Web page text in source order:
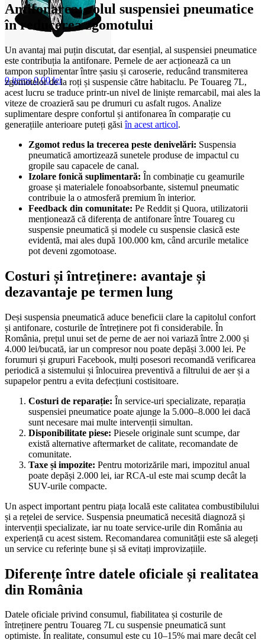
0items 0,00lei
Antifonarea: rolul suspensiei pneumatice
în reducerea zgomotului
Un avantaj mai puțin discutat, dar esențial, al suspensiei pneumatice
este contribuția la antifonare. Pernele de aer acționează ca un
tampon suplimentar între șasiu și caroserie, reducând transmiterea
zgomotelor de la roți și suspensie către habitaclu. Pe Touareg 7L,
acest lucru se traduce printr-un nivel de liniște remarcabil, mai ales la
viteze de croazieră sau pe drumuri cu asfalt rugos. Analize
suplimentare despre confortul și antifonarea în comparație cu
generațiile anterioare puteți găsiîn acest articol.
Zgomot redus la trecerea peste denivelări: Suspensia
pneumatică amortizează sunetele produse de impactul cu
gropile sau capacele de canal.
Izolare fonică suplimentară: În combinație cu geamurile
groase și materialele fonoabsorbante, sistemul pneumatic
contribuie la o atmosferă premium în interior.
Feedback din comunitate: Pe Reddit și Quora, utilizatorii
menționează că diferența de antifonare între Touareg cu
suspensie pneumatică și modele cu suspensie clasică este
evidentă, mai ales după 100.000 km, când arcurile metalice
pot deveni zgomotoase.
Costuri și întreținere: avantaje și
dezavantaje pe termen lung
Deși suspensia pneumatică aduce beneficii clare la capitolul confort
și antifonare, costurile de întreținere pot fi considerabile. În
România, prețul unui set de perne de aer noi variază între 2.000 și
4.000 lei/bucată, iar un compresor nou poate depăși 3.000 lei. Pe
forumuri și grupuri Facebook, mulți posesori recomandă verificarea
periodică a sistemului și înlocuirea preventivă a filtrului de aer și a
supapelor pentru a evita defecțiuni costisitoare.
Costuri de reparație: În service-uri specializate, reparația
suspensiei pneumatice poate ajunge la 5.000–8.000 lei dacă
sunt necesare mai multe intervenții simultan.
Disponibilitate piese: Piesele originale sunt scumpe, dar
există alternative aftermarket de calitate, recomandate de
comunitate.
Taxe și impozite: Pentru motorizările mari, impozitul anual
poate depăși 2.000 lei, iar RCA-ul este mai scump decât la
SUV-urile compacte.
Un aspect important pentru piața locală este calitatea combustibilului
și a rețelei de service. Suspensia pneumatică necesită diagnoză și
intervenții specializate, iar nu toate service-urile din România au
experiență cu acest sistem. Recomandarea comunității este să alegeți
un service cu referințe bune și să evitați improvizațiile.
Diferențe între datele oficiale și realitatea
din România
Datele oficiale privind consumul, fiabilitatea și costurile de
întreținere pentru Touareg 7L cu suspensie pneumatică sunt
optimiste. În realitate, consumul este cu 10–15% mai mare decât cel